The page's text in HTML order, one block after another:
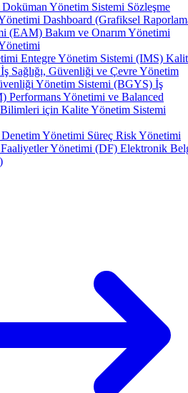
Doküman Yönetim Sistemi Sözleşme
Dashboard (Grafiksel
(EAM) Bakım ve Onarım Yönetimi
Entegre Yönetim Sistemi (IMS)
İş Sağlığı, Güvenliği ve Çevre Yönetim
Yönetim Sistemi (BGYS) İş
Performans Yönetimi ve Balanced
için Kalite Yönetim Sistemi
Yönetimi Süreç Risk Yönetimi
Yönetimi (DF) Elektronik